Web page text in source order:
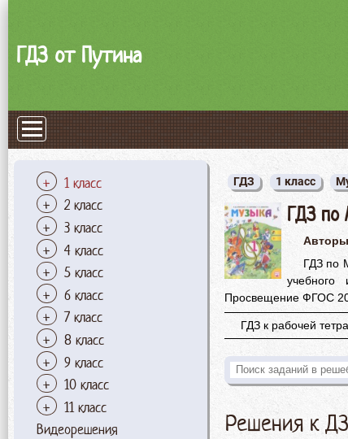
ГДЗ от Путина
1 класс
2 класс
3 класс
4 класс
5 класс
6 класс
7 класс
8 класс
9 класс
10 класс
11 класс
Видеорешения
ГДЗ 1 класс
ГДЗ по
ГДЗ по
учебного
Просвещение ФГОС
ГДЗ к рабочей
Решения к